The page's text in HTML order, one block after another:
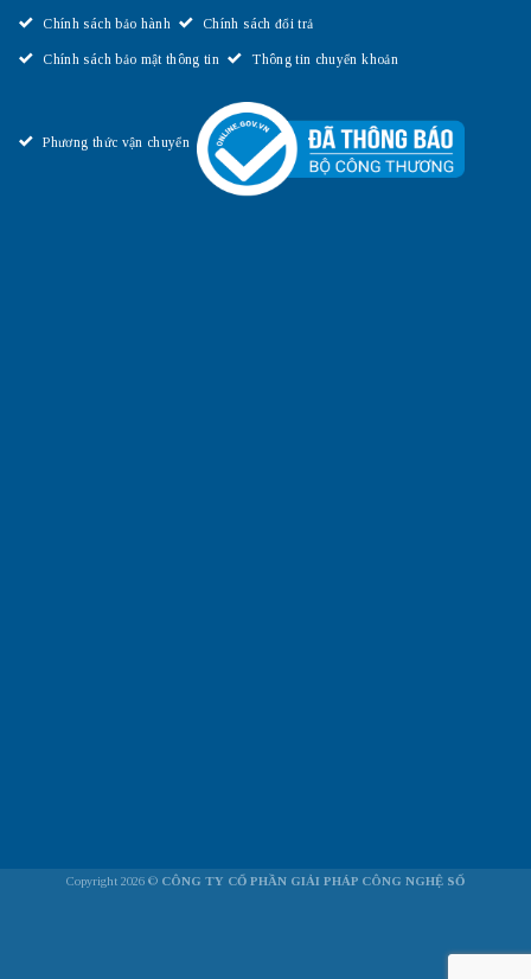
Chính sách bảo hành Chính sách đổi trả
Chính sách bảo mật thông tin Thông tin chuyển khoản
Phương thức vận chuyển
Copyright 2026 © CÔNG TY CỔ PHẦN GIẢI PHÁP CÔNG NGHỆ SỐ